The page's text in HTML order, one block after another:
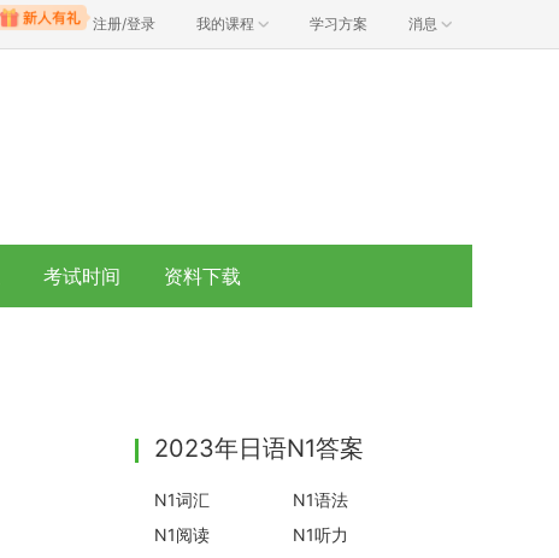
注册/登录 我的课程 学习方案 消息
考试时间 资料下载
2023年日语N1答案
N1词汇
N1语法
N1阅读
N1听力